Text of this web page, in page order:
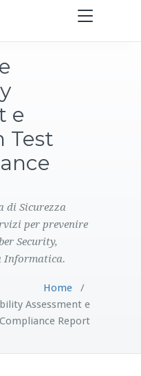
Toggle
navigation
e
Test
di Sicurezza
per prevenire
Security,
Informatica.
Home/
Assessment e
Report